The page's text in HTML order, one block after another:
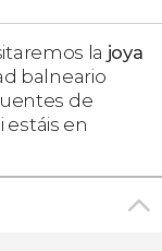
la joya
balneario
de
estáis en